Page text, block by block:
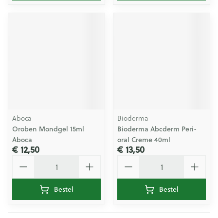
Aboca
Oroben Mondgel 15ml
Aboca
€ 12,50
Bestel
Bioderma
Bioderma Abcderm Peri-
oral Creme 40ml
€ 13,50
Bestel